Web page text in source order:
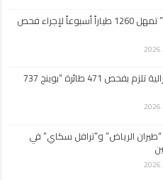
“الخطوط الماليزية” تمهل 1260 طياراً أسبوعاً لإجراء فحص
إدارة الطيران الفيدرالية تلزم بفحص 471 طائرة “بوينج 737
“طيران الرياض” و”ترافل سكاي” في